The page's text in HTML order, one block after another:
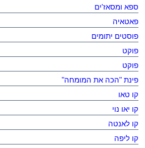
ספא ומסאז'ים
פאטאיה
פוסטים יתומים
פוקט
פוקט
פינת "הכה את המומחה"
קו טאו
קו יאו נוי
קו לאנטה
קו ליפה